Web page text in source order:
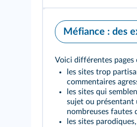
Méfiance : des
Voici différentes
les sites trop
commentaires
les sites qui
sujet ou présentant
nombreuses fautes
les sites